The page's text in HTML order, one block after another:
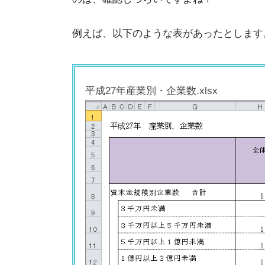
例えば、以下のような表があったとしま
平成27年産業別・企業数.xlsx